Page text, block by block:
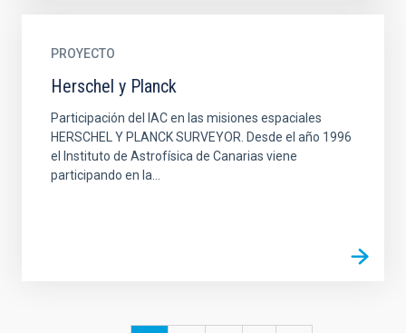
PROYECTO
Herschel y Planck
Participación del IAC en las misiones espaciales
HERSCHEL Y PLANCK SURVEYOR. Desde el año 1996
el Instituto de Astrofísica de Canarias viene
participando en la...